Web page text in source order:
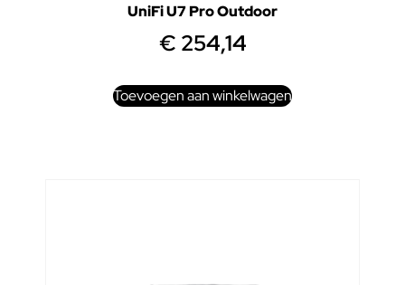
UniFi U7 Pro Outdoor
€ 254,14
Toevoegen aan winkelwagen